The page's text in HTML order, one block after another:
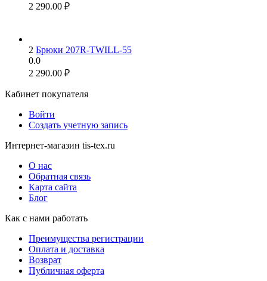
2 290.00 ₽
2 Брюки 207R-TWILL-55
0.0
2 290.00 ₽
Кабинет покупателя
Войти
Создать учетную запись
Интернет-магазин tis-tex.ru
О нас
Обратная связь
Карта сайта
Блог
Как с нами работать
Преимущества регистрации
Оплата и доставка
Возврат
Публичная оферта